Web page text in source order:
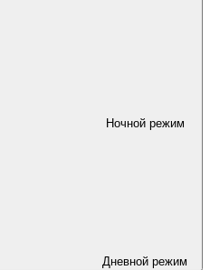
Ночной режим
Дневной режим